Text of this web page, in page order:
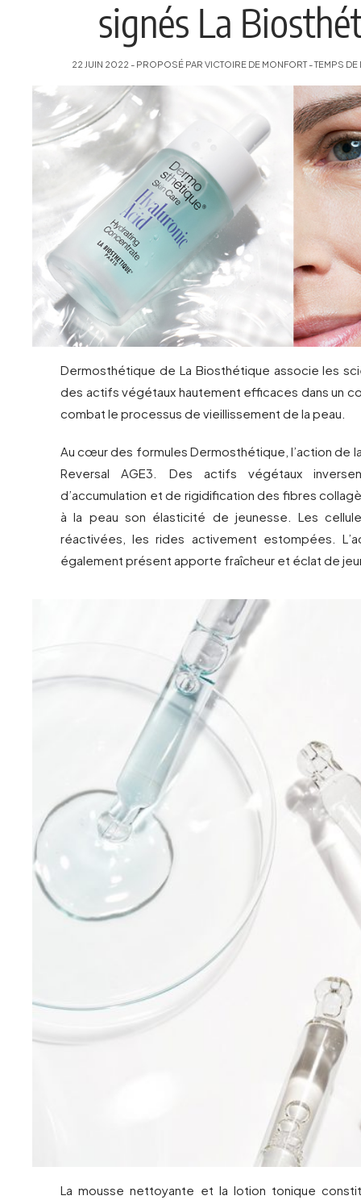
signés La
22 JUIN 2022 - PROPOSÉ PAR VICTOIRE DE MONFORT - TEMPS DE
Dermosthétique de La Biosthétique associe les
des actifs végétaux hautement efficaces dans un
combat le processus de vieillissement de la peau.
Au cœur des formules Dermosthétique, l’action de
Reversal AGE3. Des actifs végétaux
d’accumulation et de rigidification des fibres
à la peau son élasticité de jeunesse. Les
réactivées, les rides activement estompées.
également présent apporte fraîcheur et éclat de
La mousse nettoyante et la lotion tonique